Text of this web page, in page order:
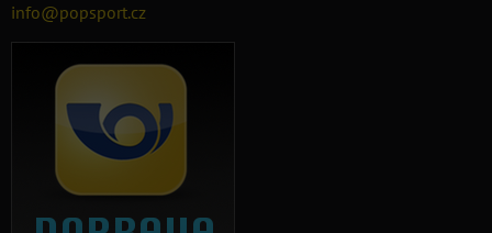
info@popsport.cz